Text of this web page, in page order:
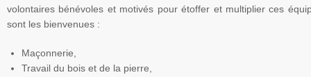
volontaires bénévoles et motivés pour étoffer et multiplier ces
sont les bienvenues :
Maçonnerie,
Travail du bois et de la pierre,